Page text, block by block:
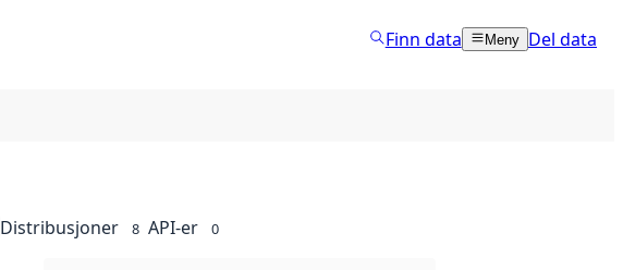
Finn data Meny Del data
Distribusjoner 8 API-er 0